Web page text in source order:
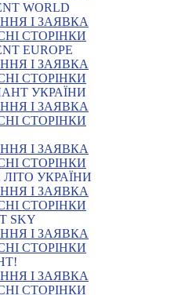
WORLD
І ЗАЯВКА
СТОРІНКИ
EUROPE
І ЗАЯВКА
СТОРІНКИ
УКРАЇНИ
І ЗАЯВКА
СТОРІНКИ
І ЗАЯВКА
СТОРІНКИ
УКРАЇНИ
І ЗАЯВКА
СТОРІНКИ
SKY
І ЗАЯВКА
СТОРІНКИ
І ЗАЯВКА
СТОРІНКИ